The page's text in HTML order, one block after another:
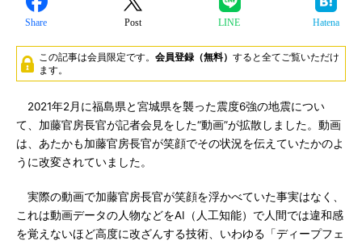
Share Post LINE Hatena
この記事は会員限定です。 会員登録（無料） すると全てご覧いただけ
ます。
2021年2月に福島県と宮城県を襲った震度6強の地震につい
て、加藤官房長官が記者会見をした“動画”が拡散しました。動画
は、あたかも加藤官房長官が笑顔でその状況を伝えていたかのよ
うに改変されていました。
実際の動画で加藤官房長官が笑顔を浮かべていた事実はなく、
これは動画データの人物などをAI（人工知能）で人間では違和感
を覚えないほど高度に改ざんする技術、いわゆる「ディープフェ